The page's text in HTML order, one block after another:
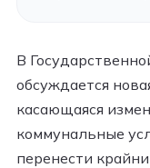
В
обсуждается
касающаяся
коммунальные
перенести